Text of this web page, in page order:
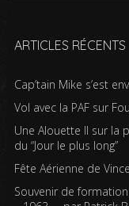
ARTICLES RÉCENTS
Cap’tain Mike s’est
Vol avec la PAF sur
Une Alouette II sur la
du “Jour le plus long”
Fête Aérienne de
Souvenir de